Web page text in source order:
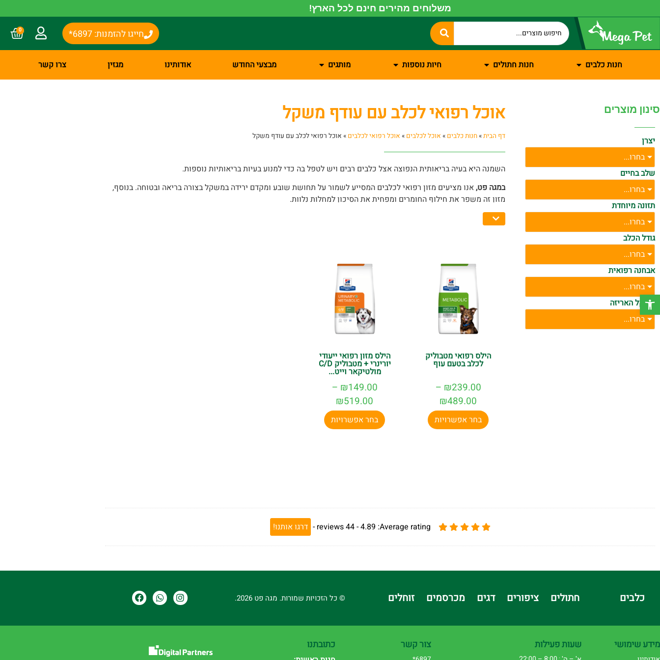
פתח סרגל נגישות
משלוחים מהירים חינם לכל הארץ!
חייגו להזמנות: 6897* 0
חנות כלבים חנות חתולים חיות נוספות מותגים מבצעי החודש אודותינו מגזין צרו קשר
סינון מוצרים
יצרן
בחרו...
שלב בחיים
בחרו...
תזונה מיוחדת
בחרו...
גודל הכלב
בחרו...
אבחנה רפואית
בחרו...
משקל האריזה
בחרו...
אוכל רפואי לכלב עם עודף משקל
דף הבית»חנות כלבים » אוכל לכלבים » אוכל רפואי לכלבים » אוכל רפואי לכלב עם עודף משקל
השמנה היא בעיה בריאותית הנפוצה אצל כלבים רבים ויש לטפל בה כדי למנוע בעיות בריאותיות נוספות.
במגה פט,אנו מציעים מזון רפואי לכלבים המסייע לשמור על תחושת שובע ומקדם ירידה במשקל בצורה בריאה ובטוחה. בנוסף,
מזון זה משפר את חילוף החומרים ומפחית את הסיכון למחלות נלוות.
עם המזון הרפואי שלנו, תוכלו להעניק לכלב שלכם את התזונה המתאימה לו כדי להגיע למשקל אידאלי וליהנות מחיים בריאים
הילס רפואי מטבוליק
לכלב בטעם עוף
₪239.00
–
₪489.00
בחר אפשרויות
הילס מזון רפואי ייעודי
יורינרי + מטבוליק C/D
מולטיקאר וייט...
₪149.00
–
₪519.00
בחר אפשרויות
Average rating:
4.89 -
44
reviews
- דרגו אותנו!
כלבים חתולים ציפורים דגים מכרסמים זוחלים © כל הזכויות שמורות. מגה פט 2026.
מידע שימושי שעות פעילות צור קשר כתובתנו